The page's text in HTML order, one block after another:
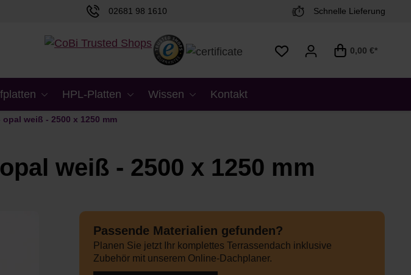
02681 98 1610 Schnelle Lieferung
0,00 €*
HPL-Platten Wissen Kontakt
weiß - 2500 x 1250 mm
weiß - 2500 x 1250 mm
Passende Materialien gefunden?
Planen Sie jetzt Ihr komplettes Terrassendach inklusive
Zubehör mit unserem Online-Dachplaner.